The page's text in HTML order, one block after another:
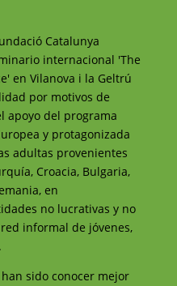
Catalunya
internacional 'The
en Vilanova i la Geltrú
por motivos de
apoyo del programa
y protagonizada
adultas provenientes
Croacia, Bulgaria,
en
no lucrativas y no
informal de jóvenes,
sido conocer mejor